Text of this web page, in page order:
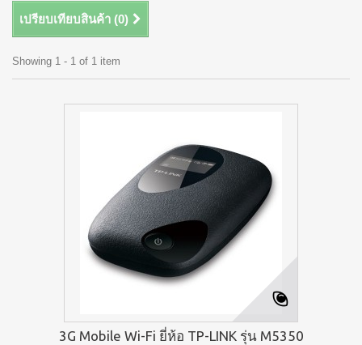
เปรียบเทียบสินค้า (0)
Showing 1 - 1 of 1 item
3G Mobile Wi-Fi ยี่ห้อ TP-LINK รุ่น M5350